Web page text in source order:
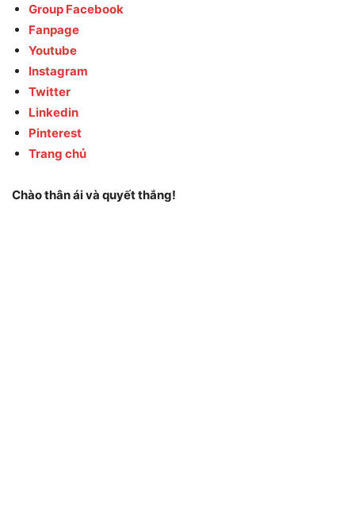
Group Facebook
Fanpage
Youtube
Instagram
Twitter
Linkedin
Pinterest
Trang chủ
Chào thân ái và quyết thắng!